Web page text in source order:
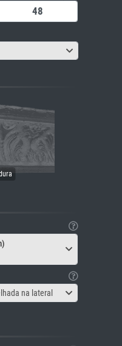
na lateral